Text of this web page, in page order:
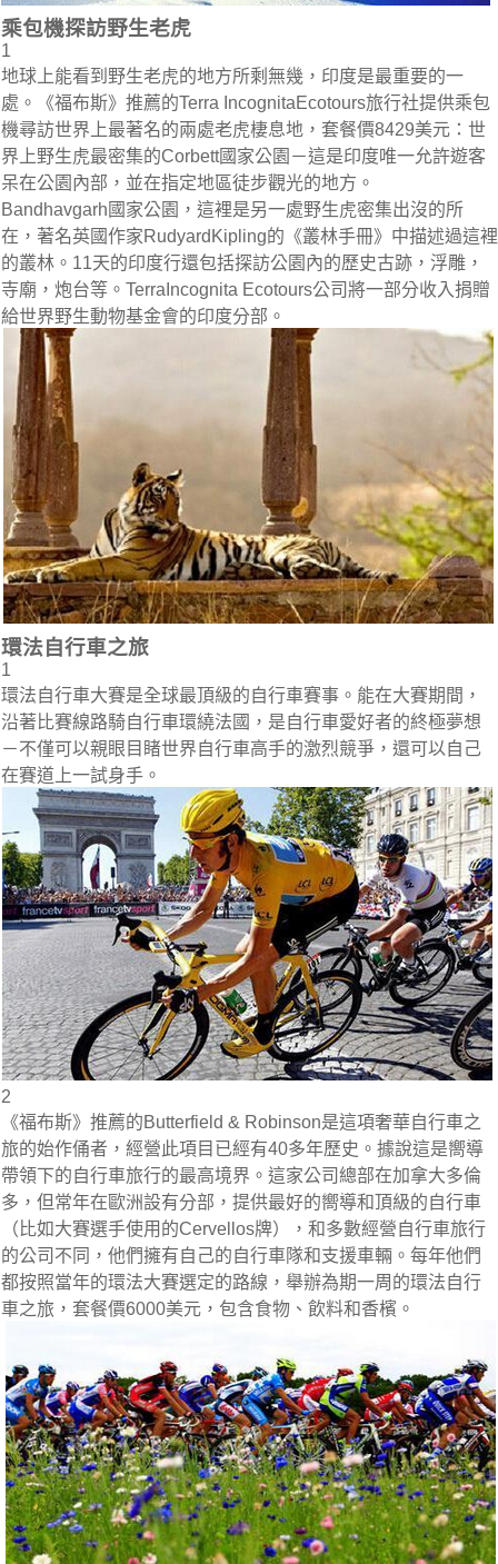
乘包機探訪野生老虎
1
地球上能看到野生老虎的地方所剩無幾，印度是最重要的一
處。《福布斯》推薦的Terra IncognitaEcotours旅行社提供乘包
機尋訪世界上最著名的兩處老虎棲息地，套餐價8429美元：世
界上野生虎最密集的Corbett國家公園－這是印度唯一允許遊客
呆在公園內部，並在指定地區徒步觀光的地方。
Bandhavgarh國家公園，這裡是另一處野生虎密集出沒的所
在，著名英國作家RudyardKipling的《叢林手冊》中描述過這裡
的叢林。11天的印度行還包括探訪公園內的歷史古跡，浮雕，
寺廟，炮台等。TerraIncognita Ecotours公司將一部分收入捐贈
給世界野生動物基金會的印度分部。
環法自行車之旅
1
環法自行車大賽是全球最頂級的自行車賽事。能在大賽期間，
沿著比賽線路騎自行車環繞法國，是自行車愛好者的終極夢想
－不僅可以親眼目睹世界自行車高手的激烈競爭，還可以自己
在賽道上一試身手。
2
《福布斯》推薦的Butterfield & Robinson是這項奢華自行車之
旅的始作俑者，經營此項目已經有40多年歷史。據說這是嚮導
帶領下的自行車旅行的最高境界。這家公司總部在加拿大多倫
多，但常年在歐洲設有分部，提供最好的嚮導和頂級的自行車
（比如大賽選手使用的Cervellos牌），和多數經營自行車旅行
的公司不同，他們擁有自己的自行車隊和支援車輛。每年他們
都按照當年的環法大賽選定的路線，舉辦為期一周的環法自行
車之旅，套餐價6000美元，包含食物、飲料和香檳。